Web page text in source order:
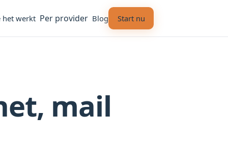
het werkt Per provider Blog Start nu
mail